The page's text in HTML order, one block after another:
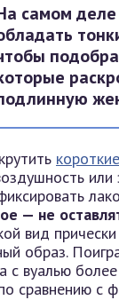
самом
или
— не
вид
образ.
с вуалью
сравнению с